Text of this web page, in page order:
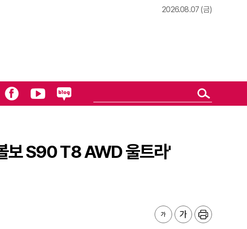
2026.08.07 (금)
'
보 S90 T8 AWD 울트라'